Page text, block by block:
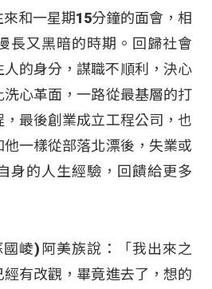
和一星期15分鐘的面會，相
長又黑暗的時期。回歸社會
的身分，謀職不順利，決心
心革面，一路從最基層的打
最後創業成立工程公司，也
一樣從部落北漂後，失業或
身的人生經驗，回饋給更多
崚)阿美族說：「我出來之
有改觀，畢竟進去了，想的